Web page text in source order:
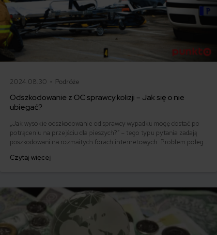
2024.08.30 • Podróże
Odszkodowanie z OC sprawcy kolizji – Jak się o nie
ubiegać?
„Jak wysokie odszkodowanie od sprawcy wypadku mogę dostać po
potrąceniu na przejściu dla pieszych?” – tego typu pytania zadają
poszkodowani na rozmaitych forach internetowych. Problem polega
który wyceni za rzeczoznawca. Zobacz, jak dostać odszkodowanie z
Czytaj więcej